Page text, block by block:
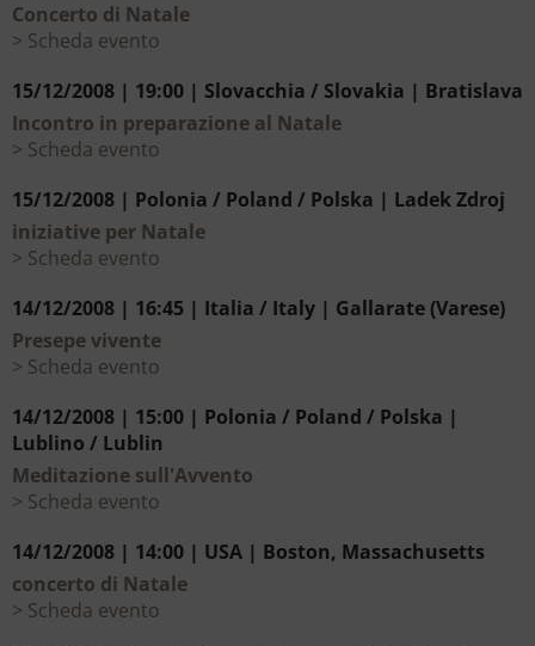
Concerto di Natale
Scheda evento
15/12/2008 | 19:00 | Slovacchia / Slovakia | Bratislava
Incontro in preparazione al Natale
Scheda evento
15/12/2008 | Polonia / Poland / Polska | Ladek Zdroj
iniziative per Natale
Scheda evento
14/12/2008 | 16:45 | Italia / Italy | Gallarate (Varese)
Presepe vivente
Scheda evento
14/12/2008 | 15:00 | Polonia / Poland / Polska |
Lublino / Lublin
Meditazione sull'Avvento
Scheda evento
14/12/2008 | 14:00 | USA | Boston, Massachusetts
concerto di Natale
Scheda evento